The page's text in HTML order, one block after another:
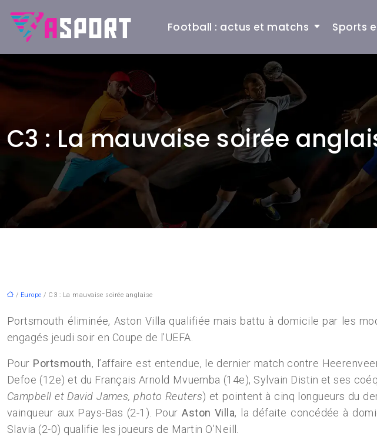
Football : actus et matchs Sports
C3 : La mauvaise soirée
/ Europe / C3 : La mauvaise soirée anglaise
Portsmouth éliminée, Aston Villa qualifiée mais battu à domicile par les
engagés jeudi soir en Coupe de l’UEFA.
Pour Portsmouth, l’affaire est entendue, le dernier match contre
Defoe (12e) et du Français Arnold Mvuemba (14e), Sylvain Distin et ses
Campbell et David James, photo Reuters) et pointent à cinq longueurs du
vainqueur aux Pays-Bas (2-1). PourAston Villa, la défaite concédée à
Slavia (2-0) qualifie les joueurs de Martin O’Neill.